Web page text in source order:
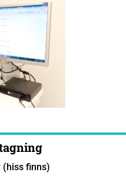
(hiss finns)